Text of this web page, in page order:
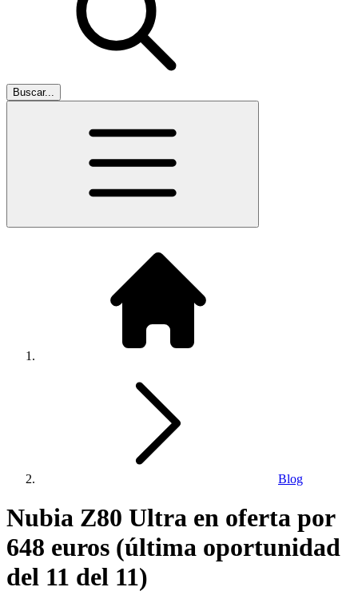
Buscar...
Blog
Nubia Z80 Ultra en oferta por
648 euros (última oportunidad
del 11 del 11)